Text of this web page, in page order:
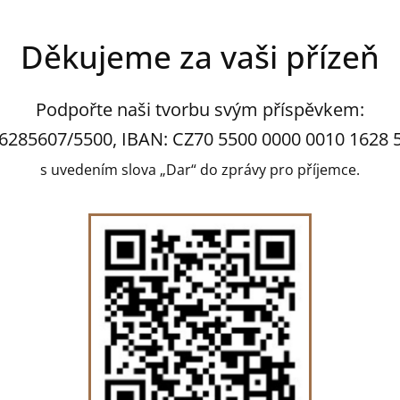
Děkujeme za vaši přízeň
Podpořte naši tvorbu svým příspěvkem:
5500, IBAN: CZ70 5500 0000 0010 1628
s uvedením slova „Dar“ do zprávy pro příjemce.